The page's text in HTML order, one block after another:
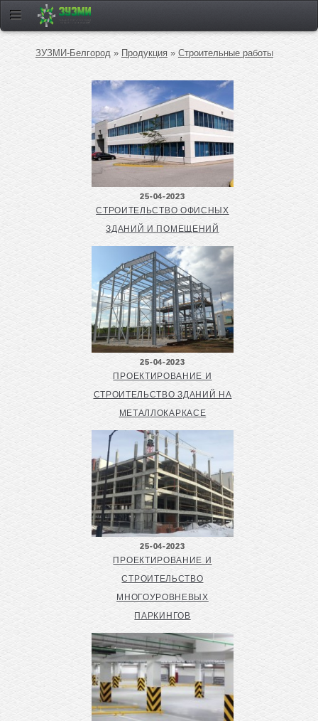
ЗУЗМИ-Белгород » Продукция » Строительные работы
25-04-2023
СТРОИТЕЛЬСТВО ОФИСНЫХ
ЗДАНИЙ И ПОМЕЩЕНИЙ
25-04-2023
ПРОЕКТИРОВАНИЕ И
СТРОИТЕЛЬСТВО ЗДАНИЙ НА
МЕТАЛЛОКАРКАСЕ
25-04-2023
ПРОЕКТИРОВАНИЕ И
СТРОИТЕЛЬСТВО
МНОГОУРОВНЕВЫХ
ПАРКИНГОВ